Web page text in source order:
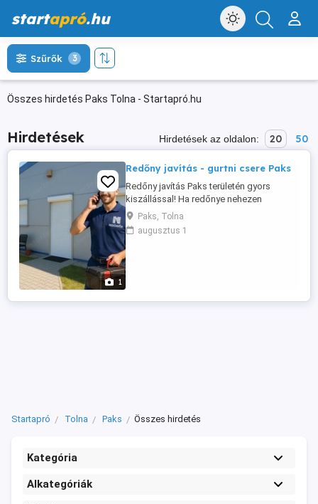
startapró.hu
Összes hirdetés Paks Tolna - Startapró.hu
Szűrők 3
Hirdetések Hirdetések az oldalon: 20 50
1
Redőny javítás - gurtni csere Paks
Redőny javítás Paks területén gyors
kiszállással! Ha redőnye nehezen
működik, megszorult, elszakadt a gurtni
vagy nem húzható fel rendesen, segítünk
a javításban. A redőny az egyik
Paks, Tolna
augusztus 1
Startapró Tolna Paks Összes hirdetés
Kategória
Alkategóriák